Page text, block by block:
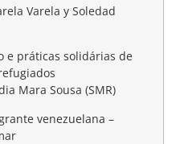
Varela y Soledad
e práticas solidárias de
Mara Sousa (SMR)
venezuelana –